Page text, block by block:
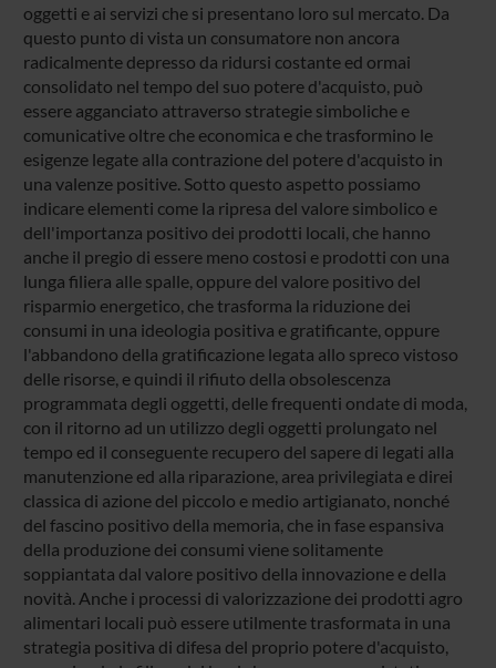
oggetti e ai servizi che si presentano loro sul mercato. Da
questo punto di vista un consumatore non ancora
radicalmente depresso da ridursi costante ed ormai
consolidato nel tempo del suo potere d'acquisto, può
essere agganciato attraverso strategie simboliche e
comunicative oltre che economica e che trasformino le
esigenze legate alla contrazione del potere d'acquisto in
una valenze positive. Sotto questo aspetto possiamo
indicare elementi come la ripresa del valore simbolico e
dell'importanza positivo dei prodotti locali, che hanno
anche il pregio di essere meno costosi e prodotti con una
lunga filiera alle spalle, oppure del valore positivo del
risparmio energetico, che trasforma la riduzione dei
consumi in una ideologia positiva e gratificante, oppure
l'abbandono della gratificazione legata allo spreco vistoso
delle risorse, e quindi il rifiuto della obsolescenza
programmata degli oggetti, delle frequenti ondate di moda,
con il ritorno ad un utilizzo degli oggetti prolungato nel
tempo ed il conseguente recupero del sapere di legati alla
manutenzione ed alla riparazione, area privilegiata e direi
classica di azione del piccolo e medio artigianato, nonché
del fascino positivo della memoria, che in fase espansiva
della produzione dei consumi viene solitamente
soppiantata dal valore positivo della innovazione e della
novità. Anche i processi di valorizzazione dei prodotti agro
alimentari locali può essere utilmente trasformata in una
strategia positiva di difesa del proprio potere d'acquisto,